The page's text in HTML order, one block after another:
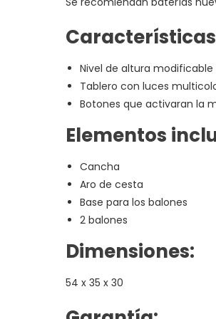
Nivel de altura modificable
Tablero con luces
Botones que activaran la
Elementos
Cancha
Aro de cesta
Base para los balones
2 balones
Dimensiones:
54 x 35 x 30